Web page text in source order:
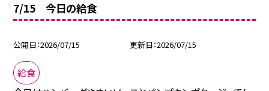
7/15 今日の給食
公開日 2026/07/15 更新日 2026/07/15
給食